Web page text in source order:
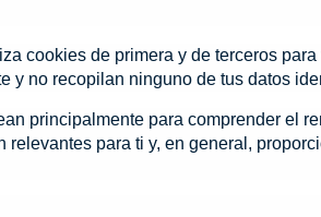
cookies de primera y de terceros
y no recopilan ninguno de tus datos
principalmente para comprender el
para ti y, en general,